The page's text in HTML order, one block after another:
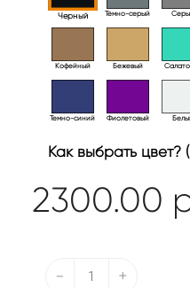
Черный Тёмно-серый
Кофейный Бежевый
Темно-синий Фиолетовый
Как выбрать цвет?
2300.00
- +